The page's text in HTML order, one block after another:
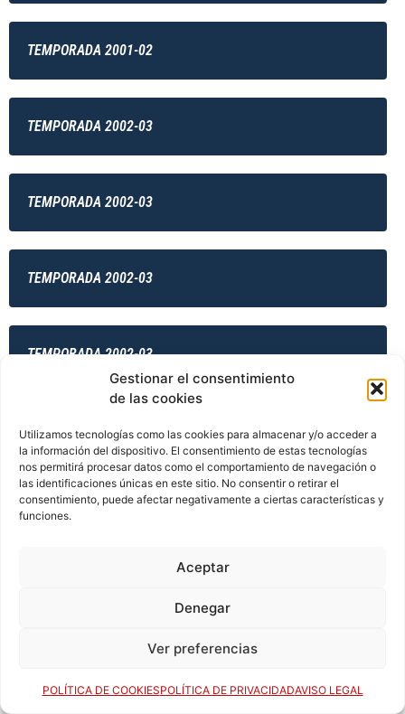
Gestionar el consentimiento
de las cookies
Utilizamos tecnologías como las cookies para almacenar y/o acceder a
la información del dispositivo. El consentimiento de estas tecnologías
nos permitirá procesar datos como el comportamiento de navegación o
las identificaciones únicas en este sitio. No consentir o retirar el
consentimiento, puede afectar negativamente a ciertas características y
funciones.
Aceptar
Denegar
Ver preferencias
POLÍTICA DE COOKIESPOLÍTICA DE PRIVACIDADAVISO LEGAL
TEMPORADA 2001-02
TEMPORADA 2002-03
TEMPORADA 2002-03
TEMPORADA 2002-03
TEMPORADA 2002-03
TEMPORADA 2003-04
TEMPORADA 2003-04
TEMPORADA 2003-04